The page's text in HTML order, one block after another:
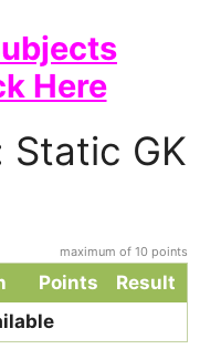
Here
Static GK
maximum of 10 points
Points
Result